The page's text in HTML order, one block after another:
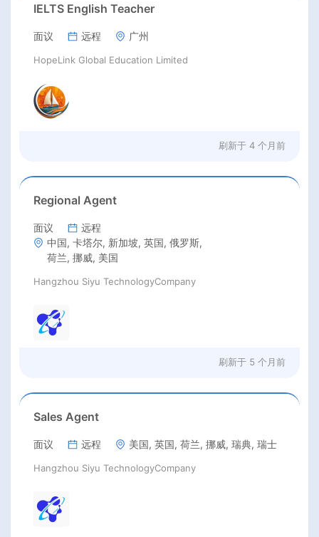
IELTS English Teacher
面议 远程 广州
HopeLink Global Education Limited
刷新于 4 个月前
Regional Agent
面议
远程
中国, 卡塔尔, 新加坡, 英国, 俄罗斯,
荷兰, 挪威, 美国
Hangzhou Siyu TechnologyCompany
刷新于 5 个月前
Sales Agent
面议 远程 美国, 英国, 荷兰, 挪威, 瑞典, 瑞士
Hangzhou Siyu TechnologyCompany